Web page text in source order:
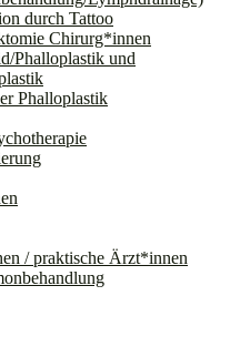
durch Tattoo
Chirurg*innen
Phalloplastik und
Phalloplastik
/ praktische Ärzt*innen